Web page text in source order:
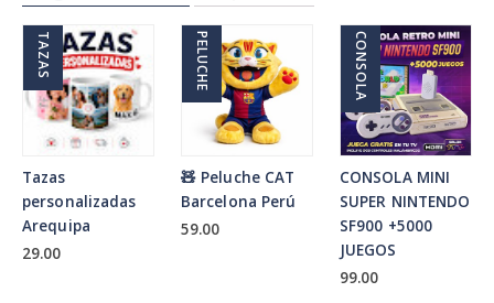
TAZAS
Tazas
personalizadas
Arequipa
29.00
PELUCHE
🧸 Peluche CAT
Barcelona Perú
59.00
CONSOLA
CONSOLA MINI
SUPER NINTENDO
SF900 +5000
JUEGOS
99.00